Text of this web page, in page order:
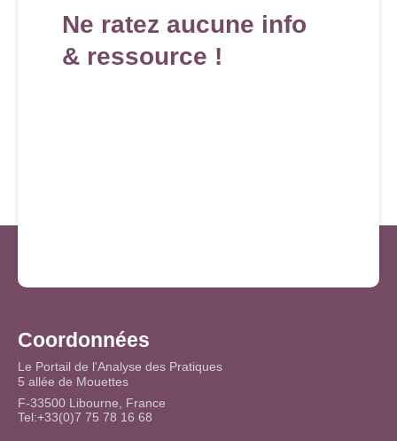
Ne ratez aucune info
& ressource !
Coordonnées
Le Portail de l'Analyse des Pratiques
5 allée de Mouettes
F-33500 Libourne, France
Tel:+33(0)7 75 78 16 68